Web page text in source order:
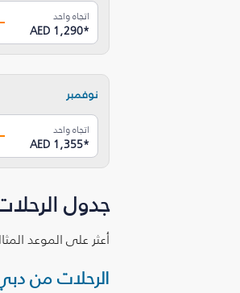
اتجاه واحد
AED 1,290*
نوفمبر
اتجاه واحد
AED 1,355*
جدول
أعثر على الموعد
الرحلات من